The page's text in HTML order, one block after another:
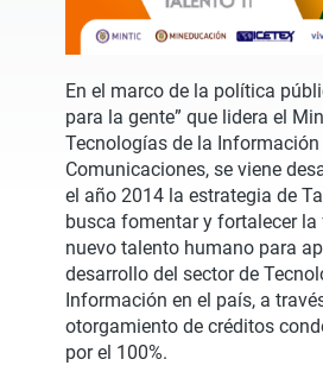
En el marco de la política
para la gente” que lidera el
Tecnologías de la
Comunicaciones, se viene
el año 2014 la estrategia de
busca fomentar y fortalecer
nuevo talento humano para
desarrollo del sector de
Información en el país, a
otorgamiento de créditos
por el 100%.